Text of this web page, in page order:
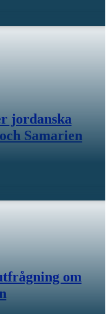
jordanska
Samarien
om